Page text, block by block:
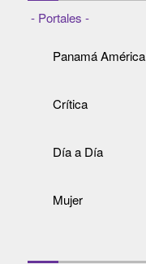
- Portales -
Panamá América
Crítica
Día a Día
Mujer